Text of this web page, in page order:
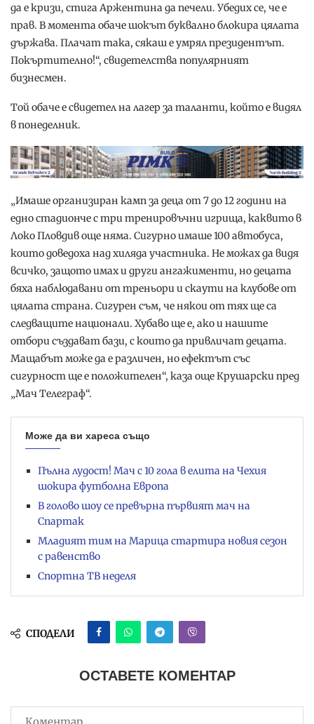
да е кризи, стига Аржентина да печели. Убедих се, че е
прав. В момента обаче шокът буквално блокира цялата
държава. Плачат така, сякаш е умрял президентът.
Покъртително!“, свидетелства популярният
бизнесмен.
Той обаче е свидетел на лагер за таланти, който е видял
в понеделник.
„Имаше организиран камп за деца от 7 до 12 години на
едно стадионче с три тренировъчни игрища, каквито в
Локо Пловдив още няма. Сигурно имаше 100 автобуса,
които доведоха над хиляда участника. Не можах да видя
всичко, защото имах и други ангажименти, но децата
бяха наблюдавани от треньори и скаути на клубове от
цялата страна. Сигурен съм, че някои от тях ще са
следващите национали. Хубаво ще е, ако и нашите
отбори създават бази, с които да привличат децата.
Мащабът може да е различен, но ефектът със
сигурност ще е положителен“, каза още Крушарски пред
„Мач Телеграф“.
Може да ви хареса също
Пълна лудост! Мач с 10 гола в елита на Чехия
шокира футболна Европа
В голово шоу се превърна първият мач на
Спартак
Младият тим на Марица стартира новия сезон
с равенство
Спортна ТВ неделя
СПОДЕЛИ
ОСТАВЕТЕ КОМЕНТАР